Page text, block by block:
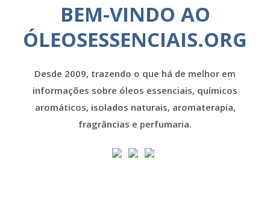
BEM-VINDO AO
ÓLEOSESSENCIAIS.ORG
Desde 2009, trazendo o que há de melhor em
informações sobre óleos essenciais, químicos
aromáticos, isolados naturais, aromaterapia,
fragrâncias e perfumaria.